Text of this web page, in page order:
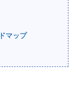
マップ